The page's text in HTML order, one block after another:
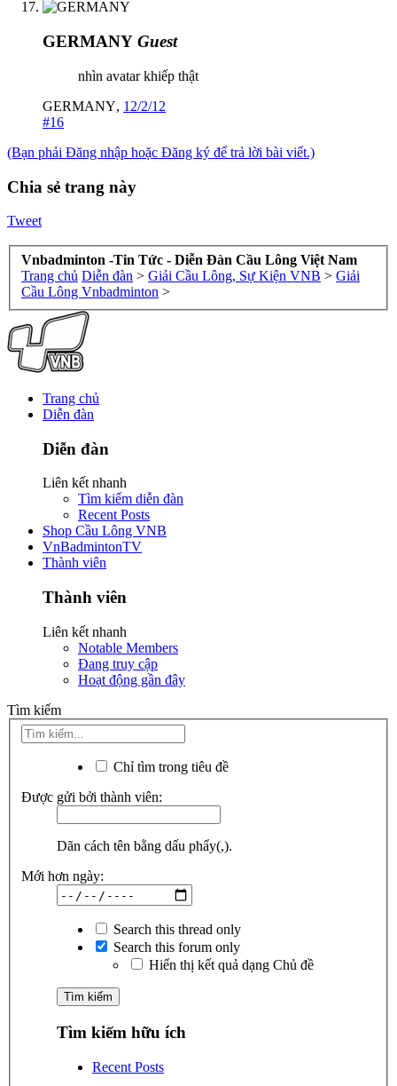
GERMANY Guest
nhìn avatar khiếp thật
GERMANY, 12/2/12
#16
(Bạn phải Đăng nhập hoặc Đăng ký để trả lời bài viết.)
Chia sẻ trang này
Tweet
Vnbadminton -Tin Tức - Diễn Đàn Cầu Lông Việt Nam
Trang chủ Diễn đàn > Giải Cầu Lông, Sự Kiện VNB > Giải
Cầu Lông Vnbadminton >
Trang chủ
Diễn đàn
Diễn đàn
Liên kết nhanh
Tìm kiếm diễn đàn
Recent Posts
Shop Cầu Lông VNB
VnBadmintonTV
Thành viên
Thành viên
Liên kết nhanh
Notable Members
Đang truy cập
Hoạt động gần đây
Tìm kiếm
Chỉ tìm trong tiêu đề
Được gửi bởi thành viên:
Dãn cách tên bằng dấu phẩy(,).
Mới hơn ngày:
Search this thread only
Search this forum only
Hiển thị kết quả dạng Chủ đề
Tìm kiếm hữu ích
Recent Posts